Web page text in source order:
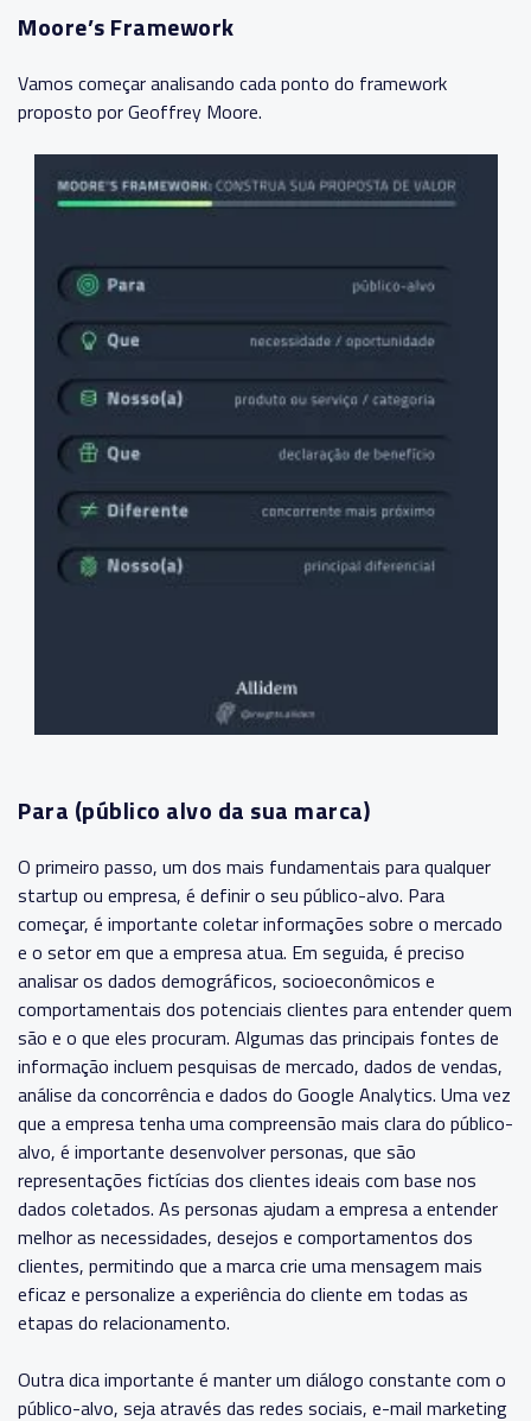
Moore’s Framework
Vamos começar analisando cada ponto do framework
proposto porGeoffrey Moore.
Para (público alvo da sua marca)
O primeiro passo, um dos mais fundamentais para qualquer
startup ou empresa, é definir o seu público-alvo. Para
começar, é importante coletar informações sobre o mercado
e o setor em que a empresa atua. Em seguida, é preciso
analisar os dados demográficos, socioeconômicos e
comportamentais dos potenciais clientes para entender quem
são e o que eles procuram. Algumas das principais fontes de
informação incluem pesquisas de mercado, dados de vendas,
análise da concorrência e dados do Google Analytics. Uma vez
que a empresa tenha uma compreensão mais clara do público-
alvo, é importante desenvolver personas, que são
representações fictícias dos clientes ideais com base nos
dados coletados. As personas ajudam a empresa a entender
melhor as necessidades, desejos e comportamentos dos
clientes, permitindo que a marca crie uma mensagem mais
eficaz e personalize a experiência do cliente em todas as
etapas do relacionamento.
Outra dica importante é manter um diálogo constante com o
público-alvo, seja através das redes sociais, e-mail marketing